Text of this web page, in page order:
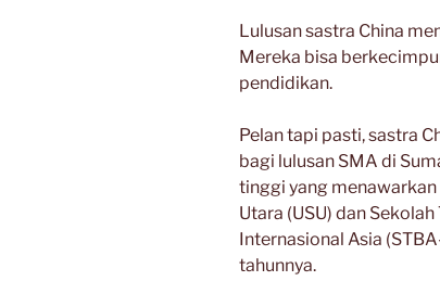
Lulusan sastra China
Mereka bisa
pendidikan.
Pelan tapi pasti, sastra
bagi lulusan SMA di
tinggi yang
Utara (USU) dan
Internasional Asia
tahunnya.